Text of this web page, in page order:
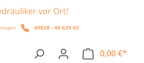
vor Ort!
06028 - 40 625 62
0,00 €*